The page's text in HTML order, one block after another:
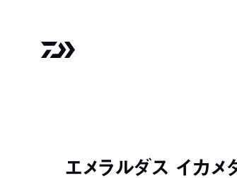
エメラルダス イカメ